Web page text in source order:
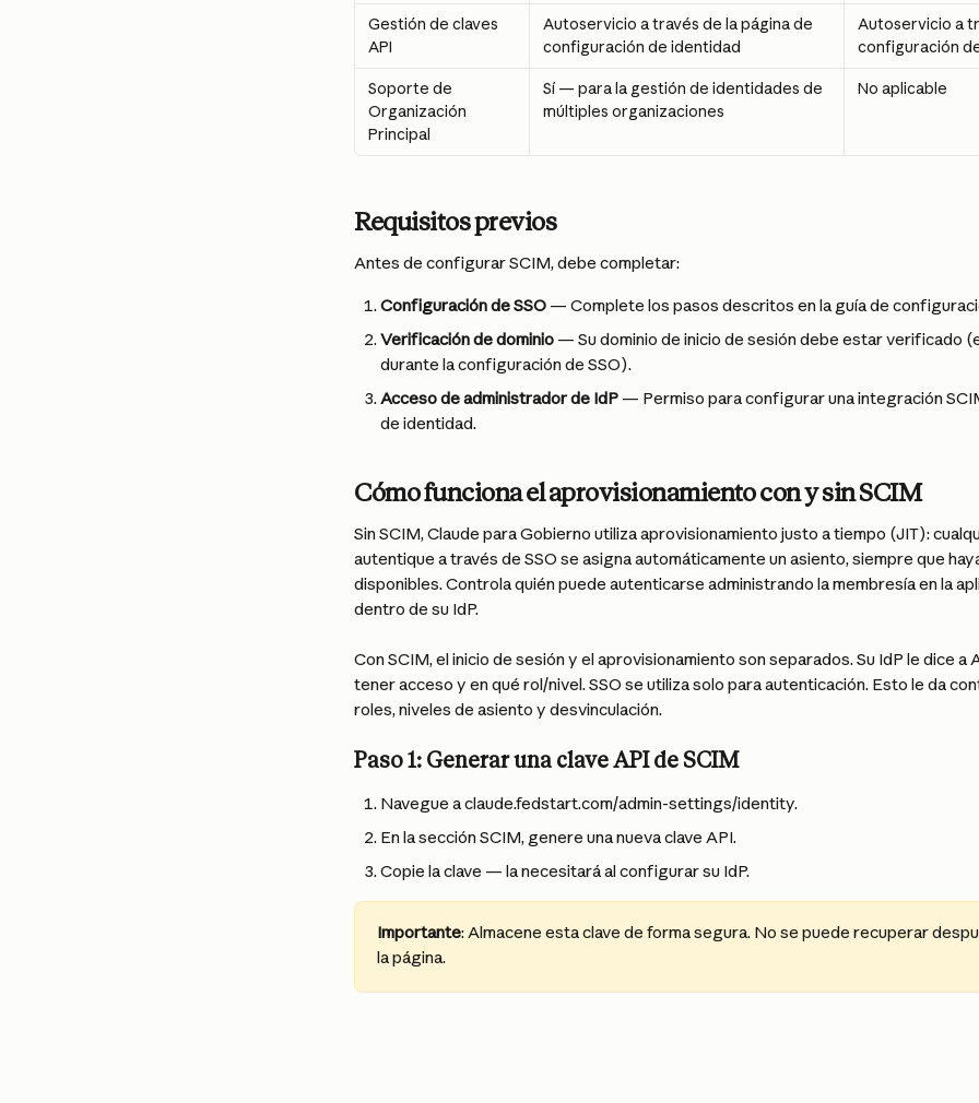
Gestión de claves
API
Autoservicio a través de la página de
configuración de identidad
Autoservicio a
configuración
Soporte de
Organización
Principal
Sí — para la gestión de identidades de
múltiples organizaciones
No aplicable
Requisitos previos
Antes de configurar SCIM, debe completar:
Configuración de SSO — Complete los pasos descritos en la guía de
Verificación de dominio — Su dominio de inicio de sesión debe estar verificado
durante la configuración de SSO).
Acceso de administrador de IdP — Permiso para configurar una integración
de identidad.
Cómo funciona el aprovisionamiento con y sin SCIM
Sin SCIM, Claude para Gobierno utiliza aprovisionamiento justo a tiempo (JIT):
autentique a través de SSO se asigna automáticamente un asiento, siempre que
disponibles. Controla quién puede autenticarse administrando la membresía en la
dentro de su IdP.
Con SCIM, el inicio de sesión y el aprovisionamiento son separados. Su IdP le dice a
tener acceso y en qué rol/nivel. SSO se utiliza solo para autenticación. Esto le da
roles, niveles de asiento y desvinculación.
Paso 1: Generar una clave API de SCIM
Navegue a claude.fedstart.com/admin-settings/identity.
En la sección SCIM, genere una nueva clave API.
Copie la clave — la necesitará al configurar su IdP.
Importante: Almacene esta clave de forma segura. No se puede recuperar
la página.